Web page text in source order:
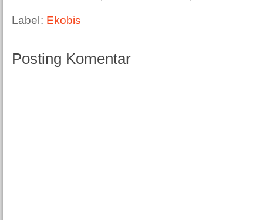
Label: Ekobis
Posting Komentar